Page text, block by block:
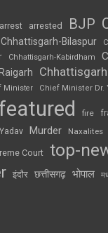
arrest arrested BJP
Chhattisgarh-Bilaspur
Chhattisgarh-Kabirdham
Minister Chief Minister Dr.
fire
Murder Naxalites
Court top-
इंदौर छत्तीसगढ़ भोपाल